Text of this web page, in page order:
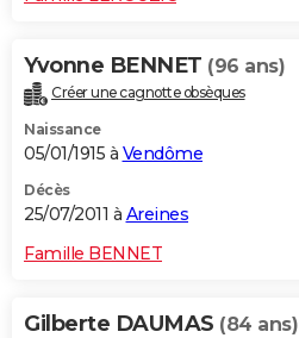
Yvonne BENNET (96 ans)
Créer une cagnotte obsèques
Naissance
05/01/1915 à Vendôme
Décès
25/07/2011 à Areines
Famille BENNET
Gilberte DAUMAS (84 ans)